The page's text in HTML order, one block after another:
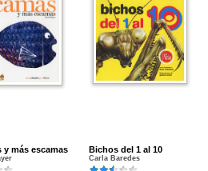
y más escamas Bichos del 1 al 10
Carla Baredes